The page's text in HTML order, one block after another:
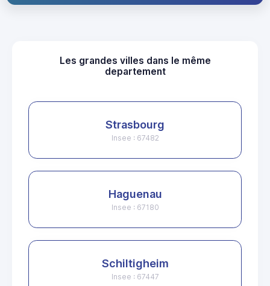
Les grandes villes dans le même
departement
Strasbourg
Insee : 67482
Haguenau
Insee : 67180
Schiltigheim
Insee : 67447